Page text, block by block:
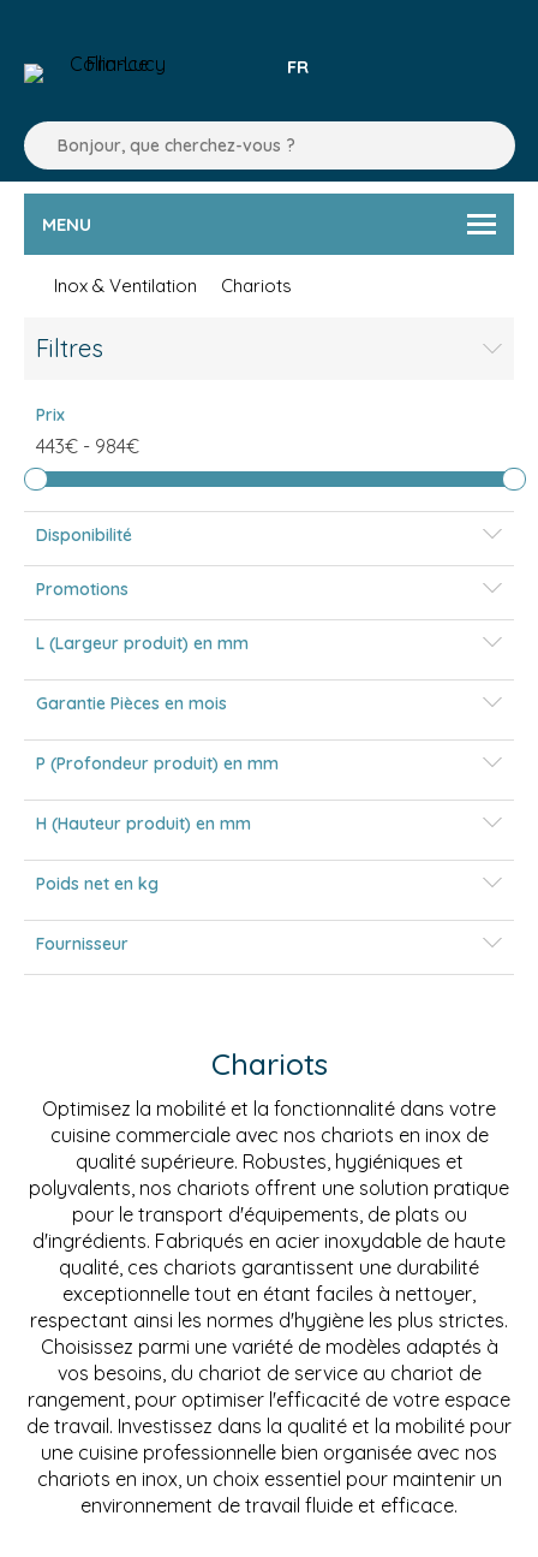
FR
MENU
Inox & Ventilation Chariots
Filtres
Prix
443€ - 984€
Disponibilité
Promotions
L (Largeur produit) en mm
Garantie Pièces en mois
P (Profondeur produit) en mm
H (Hauteur produit) en mm
Poids net en kg
Fournisseur
Chariots
Optimisez la mobilité et la fonctionnalité dans votre
cuisine commerciale avec nos chariots en inox de
qualité supérieure. Robustes, hygiéniques et
polyvalents, nos chariots offrent une solution pratique
pour le transport d'équipements, de plats ou
d'ingrédients. Fabriqués en acier inoxydable de haute
qualité, ces chariots garantissent une durabilité
exceptionnelle tout en étant faciles à nettoyer,
respectant ainsi les normes d'hygiène les plus strictes.
Choisissez parmi une variété de modèles adaptés à
vos besoins, du chariot de service au chariot de
rangement, pour optimiser l'efficacité de votre espace
de travail. Investissez dans la qualité et la mobilité pour
une cuisine professionnelle bien organisée avec nos
chariots en inox, un choix essentiel pour maintenir un
environnement de travail fluide et efficace.